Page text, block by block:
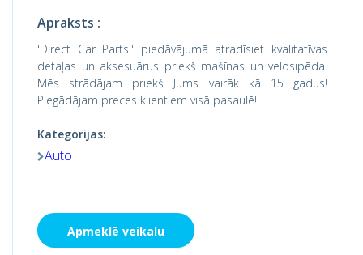
Apraksts :
'Direct Car Parts'' piedāvājumā atradīsiet kvalitatīvas
detaļas un aksesuārus priekš mašīnas un velosipēda.
Mēs strādājam priekš Jums vairāk kā 15 gadus!
Piegādājam preces klientiem visā pasaulē!
Kategorijas:
Auto
Apmeklē veikalu